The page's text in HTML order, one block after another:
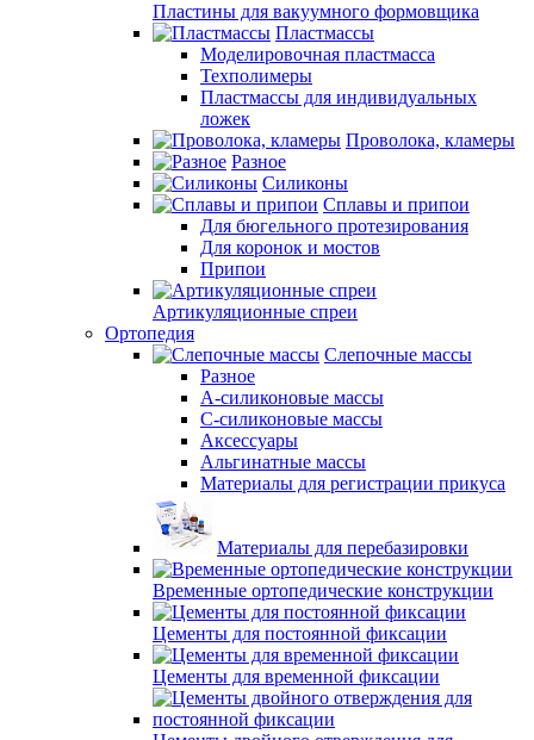
Пластины для вакуумного формовщика
Пластмассы
Моделировочная пластмасса
Техполимеры
Пластмассы для индивидуальных
ложек
Проволока, кламеры
Разное
Силиконы
Сплавы и припои
Для бюгельного протезирования
Для коронок и мостов
Припои
Артикуляционные спреи
Ортопедия
Слепочные массы
Разное
А-силиконовые массы
С-силиконовые массы
Аксессуары
Альгинатные массы
Материалы для регистрации прикуса
Материалы для перебазировки
Временные ортопедические конструкции
Цементы для постоянной фиксации
Цементы для временной фиксации